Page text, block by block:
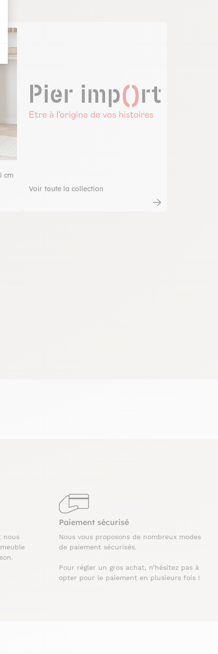
cm
Voir toute la collection
nous
Paiement sécurisé
Nous vous proposons de nombreux modes
de paiement sécurisés.
Pour régler un gros achat, n’hésitez pas à
opter pour le paiement en plusieurs fois !